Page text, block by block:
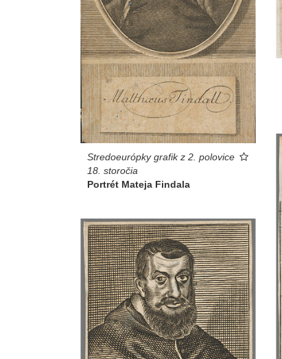
Stredoeurópky grafik z 2. polovice
18. storočia
Portrét Mateja Findala